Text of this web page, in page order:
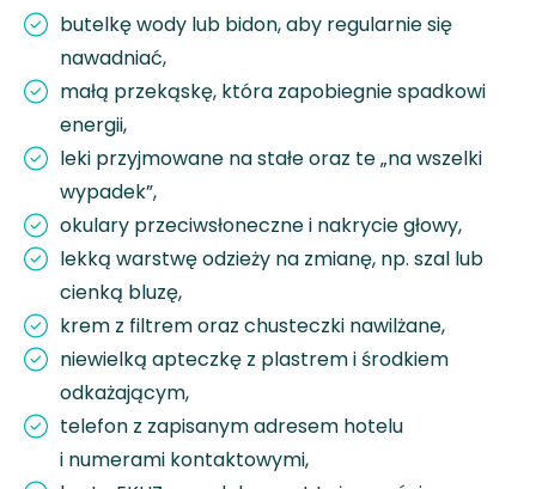
butelkę wody lub bidon, aby regularnie się
nawadniać,
małą przekąskę, która zapobiegnie spadkowi
energii,
leki przyjmowane na stałe oraz te „na wszelki
wypadek”,
okulary przeciwsłoneczne i nakrycie głowy,
lekką warstwę odzieży na zmianę, np. szal lub
cienką bluzę,
krem z filtrem oraz chusteczki nawilżane,
niewielką apteczkę z plastrem i środkiem
odkażającym,
telefon z zapisanym adresem hotelu
i numerami kontaktowymi,